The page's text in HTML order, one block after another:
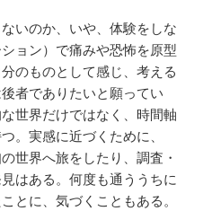
いのか、いや、体験をしな
ョン）で痛みや恐怖を原型
のものとして感じ、考える
者でありたいと願ってい
世界だけではなく、時間軸
。実感に近づくために、
世界へ旅をしたり、調査・
はある。何度も通ううちに
とに、気づくこともある。